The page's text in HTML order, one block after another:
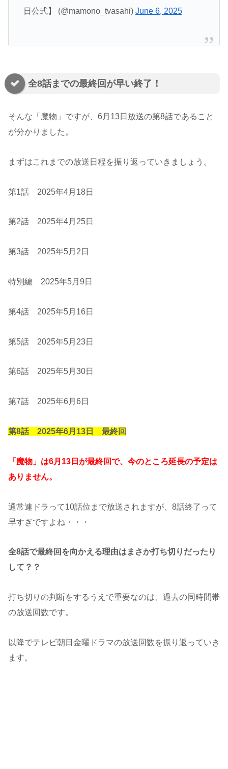
日公式】 (@mamono_tvasahi) June 6, 2025
全8話までの最終回が早い終了！
そんな「魔物」ですが、6月13日放送の第8話であること
が分かりました。
まずはこれまでの放送日程を振り返っていきましょう。
第1話 2025年4月18日
第2話 2025年4月25日
第3話 2025年5月2日
特別編 2025年5月9日
第4話 2025年5月16日
第5話 2025年5月23日
第6話 2025年5月30日
第7話 2025年6月6日
第8話 2025年6月13日 最終回
「魔物」は6月13日が最終回で、今のところ延長の予定は
ありません。
通常連ドラって10話位まで放送されますが、8話終了って
早すぎですよね・・・
全8話で最終回を向かえる理由はまさか打ち切りだったり
して？？
打ち切りの判断をするうえで重要なのは、過去の同時間帯
の放送回数です。
以降でテレビ朝日金曜ドラマの放送回数を振り返っていき
ます。